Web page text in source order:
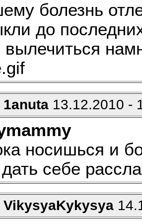
болезнь
до
вылечиться
13.12.2010 -
носишься и
себе
VikysyaKykysya